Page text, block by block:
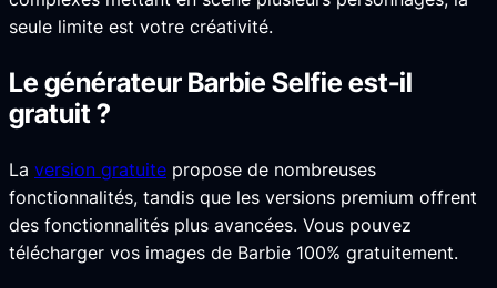
seule limite est votre créativité.
Le générateur Barbie Selfie est-il
gratuit ?
La version gratuite propose de nombreuses
fonctionnalités, tandis que les versions premium offrent
des fonctionnalités plus avancées. Vous pouvez
télécharger vos images de Barbie 100% gratuitement.